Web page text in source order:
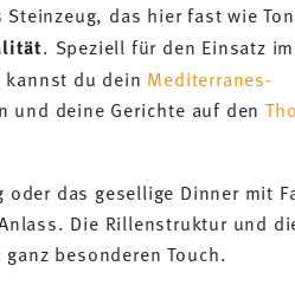
Steinzeug, das hier fast wie Ton
. Speziell für den Einsatz
du dein Mediterranes-
und deine Gerichte auf den
das gesellige Dinner mit
Die Rillenstruktur und
besonderen Touch.